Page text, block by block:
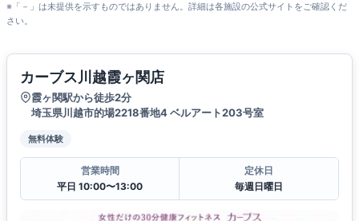
※「－」は未提供を示すものではありません。詳細は各施設の公式サイトをご確認くだ
さい。
カーブス川越霞ヶ関店
霞ヶ関駅から徒歩2分
埼玉県川越市的場2218番地4 ベルアート203号室
無料体験
営業時間
平日 10:00〜13:00
定休日
毎週日曜日